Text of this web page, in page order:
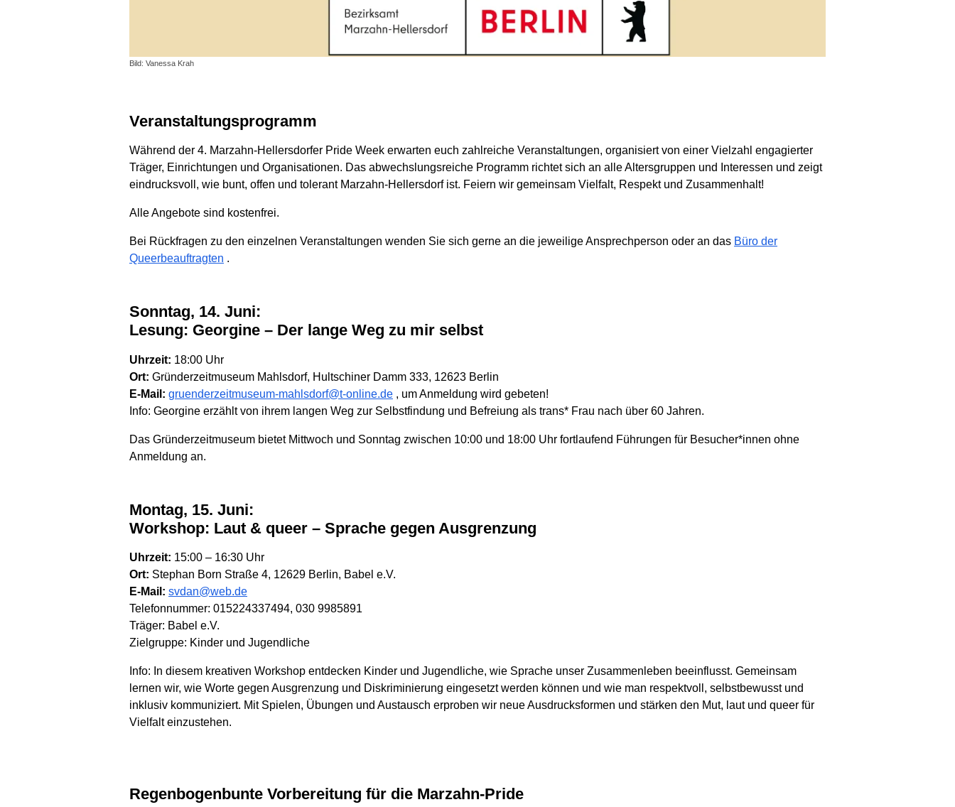
Bild: Vanessa Krah
Veranstaltungsprogramm
Während der 4. Marzahn-Hellersdorfer Pride Week erwarten euch zahlreiche Veranstaltungen, organisiert von einer Vielzahl engagierter
Träger, Einrichtungen und Organisationen. Das abwechslungsreiche Programm richtet sich an alle Altersgruppen und Interessen und zeigt
eindrucksvoll, wie bunt, offen und tolerant Marzahn-Hellersdorf ist. Feiern wir gemeinsam Vielfalt, Respekt und Zusammenhalt!
Alle Angebote sind kostenfrei.
Bei Rückfragen zu den einzelnen Veranstaltungen wenden Sie sich gerne an die jeweilige Ansprechperson oder an das Büro der
Queerbeauftragten .
Sonntag, 14. Juni:
Lesung: Georgine – Der lange Weg zu mir selbst
Uhrzeit: 18:00 Uhr
Ort: Gründerzeitmuseum Mahlsdorf, Hultschiner Damm 333, 12623 Berlin
E-Mail: gruenderzeitmuseum-mahlsdorf@t-online.de , um Anmeldung wird gebeten!
Info: Georgine erzählt von ihrem langen Weg zur Selbstfindung und Befreiung als trans* Frau nach über 60 Jahren.
Das Gründerzeitmuseum bietet Mittwoch und Sonntag zwischen 10:00 und 18:00 Uhr fortlaufend Führungen für Besucher*innen ohne
Anmeldung an.
Montag, 15. Juni:
Workshop: Laut & queer – Sprache gegen Ausgrenzung
Uhrzeit: 15:00 – 16:30 Uhr
Ort: Stephan Born Straße 4, 12629 Berlin, Babel e.V.
E-Mail: svdan@web.de
Telefonnummer: 015224337494, 030 9985891
Träger: Babel e.V.
Zielgruppe: Kinder und Jugendliche
Info: In diesem kreativen Workshop entdecken Kinder und Jugendliche, wie Sprache unser Zusammenleben beeinflusst. Gemeinsam
lernen wir, wie Worte gegen Ausgrenzung und Diskriminierung eingesetzt werden können und wie man respektvoll, selbstbewusst und
inklusiv kommuniziert. Mit Spielen, Übungen und Austausch erproben wir neue Ausdrucksformen und stärken den Mut, laut und queer für
Vielfalt einzustehen.
Regenbogenbunte Vorbereitung für die Marzahn-Pride